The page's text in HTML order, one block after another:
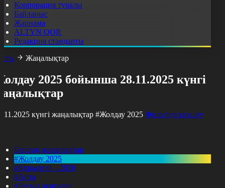
Корпорация туралы
Байланыс
Жарнама
ALTYN QOR
Редакция стандарты
Жаңалықтар
2025 бойынша 28.11.2025 күнгі
күнгі жаңалықтар #Жолдау 2025 Фильтрді тазалау
Барлық жаңалықтар
#Жолдау 2025
#Құрылтай - 2026
#Апта
#Ресми оқиғалар